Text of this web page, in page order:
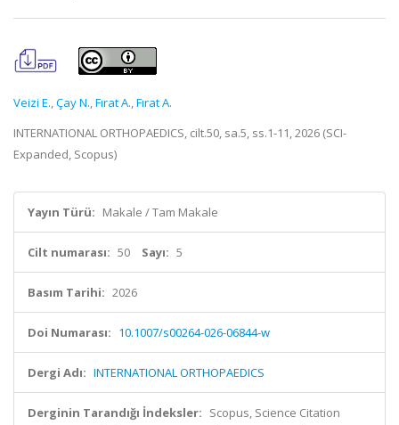
Veizi E.,Çay N.,Fırat A.,Fırat A.
INTERNATIONAL ORTHOPAEDICS, cilt.50, sa.5, ss.1-11, 2026 (SCI-
Expanded, Scopus)
Yayın Türü: Makale / Tam Makale
Cilt numarası: 50 Sayı: 5
Basım Tarihi: 2026
Doi Numarası: 10.1007/s00264-026-06844-w
Dergi Adı: INTERNATIONAL ORTHOPAEDICS
Derginin Tarandığı İndeksler: Scopus, Science Citation